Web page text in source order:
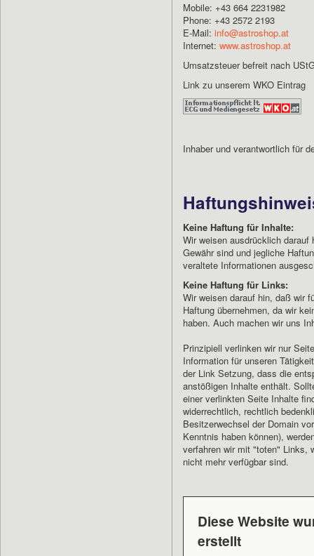
Mobile: +43 664 2231982
Phone: +43 2572 2193
E-Mail: info@astroshop.at
Internet: www.astroshop.at
​Umsatzsteuer befreit nach
Link zu unserem WKO Eintrag
Inhaber und verantwortlich für
Keine Haftung für Inhalte:
Wir weisen ausdrücklich
Gewähr sind und jegliche
veraltete Informationen
Keine Haftung für Links:
Wir weisen darauf hin, daß wir
Haftung übernehmen, da wir
haben. Auch machen wir uns
Prinzipiell verlinken wir nur
Information für unseren
der Link Setzung, dass die
anstößigen Inhalte enthält.
einer verlinkten Seite Inhalte
widerrechtlich, rechtlich
Besitzerwechsel der Domain
Kenntnis haben können),
verfahren wir mit "toten" Links,
nicht mehr verfügbar sind.
Diese Website
erstellt